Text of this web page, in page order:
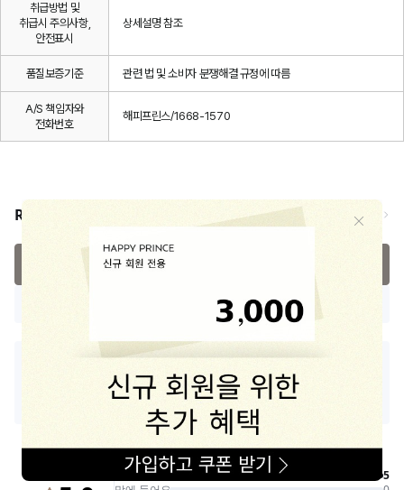
취급방법 및
취급시 주의사항,
안전표시
상세설명 참조
품질보증기준 관련 법 및 소비자 분쟁해결 규정에 따름
A/S 책임자와
전화번호
해피프린스/1668-1570